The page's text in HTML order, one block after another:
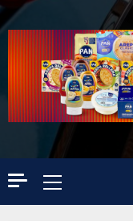
Primary
Menu